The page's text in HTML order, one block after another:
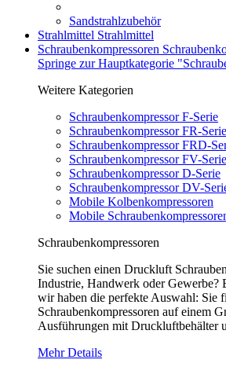
Sandstrahlzubehör
Strahlmittel Strahlmittel
Schraubenkompressoren
Springe zur Hauptkategorie
Weitere Kategorien
Schraubenkompressor F-Serie
Schraubenkompressor FR-Serie
Schraubenkompressor FRD-
Schraubenkompressor FV-Serie
Schraubenkompressor D-Serie
Schraubenkompressor DV-
Mobile Kolbenkompressoren
Mobile
Schraubenkompressoren
Sie suchen einen Druckluft
Industrie, Handwerk oder Gewerbe?
wir haben die perfekte Auswahl: Sie
Schraubenkompressoren auf einem
Ausführungen mit Druckluftbehälter
Mehr Details